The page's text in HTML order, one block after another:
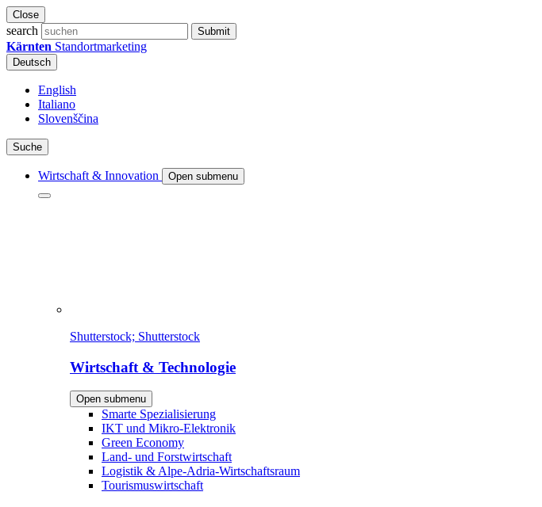
Close
search Submit
Kärnten Standortmarketing
Deutsch
English
Italiano
Slovenščina
Suche
Wirtschaft & Innovation Open submenu
Shutterstock; Shutterstock
Wirtschaft & Technologie
Open submenu
Smarte Spezialisierung
IKT und Mikro-Elektronik
Green Economy
Land- und Forstwirtschaft
Logistik & Alpe-Adria-Wirtschaftsraum
Tourismuswirtschaft